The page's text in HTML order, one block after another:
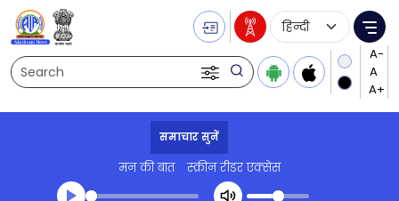
Search
Language
समाचार सुनें
मन की बात स्क्रीन रीडर एक्सेस